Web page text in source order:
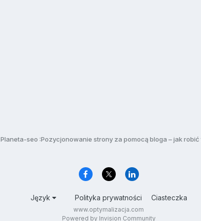
Planeta-seo :Pozycjonowanie strony za pomocą bloga – jak
Język Polityka prywatności Ciasteczka
www.optymalizacja.com
Powered by Invision Community